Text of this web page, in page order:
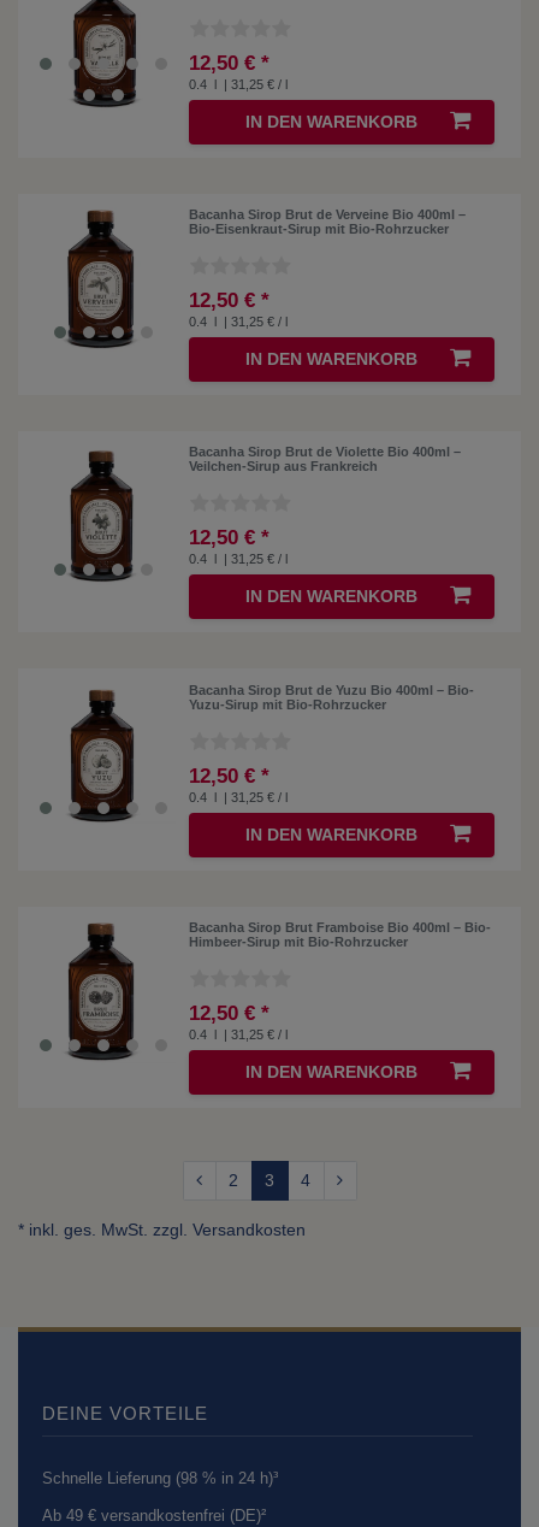
12,50 € *
0.4 l | 31,25 € / l
IN DEN WARENKORB
Bacanha Sirop Brut de Verveine Bio 400ml –
Bio-Eisenkraut-Sirup mit Bio-Rohrzucker
12,50 € *
0.4 l | 31,25 € / l
IN DEN WARENKORB
Bacanha Sirop Brut de Violette Bio 400ml –
Veilchen-Sirup aus Frankreich
12,50 € *
0.4 | 31,25 € / l
IN DEN WARENKORB
Bacanha Sirop Brut de Yuzu Bio 400ml – Bio-
Yuzu-Sirup mit Bio-Rohrzucker
12,50 € *
0.4 l | 31,25 € / l
IN DEN WARENKORB
Bacanha Sirop Brut Framboise Bio 400ml – Bio-
Himbeer-Sirup mit Bio-Rohrzucker
12,50 € *
0.4 l | 31,25 € / l
IN DEN WARENKORB
2 3 4
* inkl. ges. MwSt. zzgl. Versandkosten
DEINE VORTEILE
Schnelle Lieferung (98 % in 24 h)³
Ab 49 € versandkostenfrei (DE)²